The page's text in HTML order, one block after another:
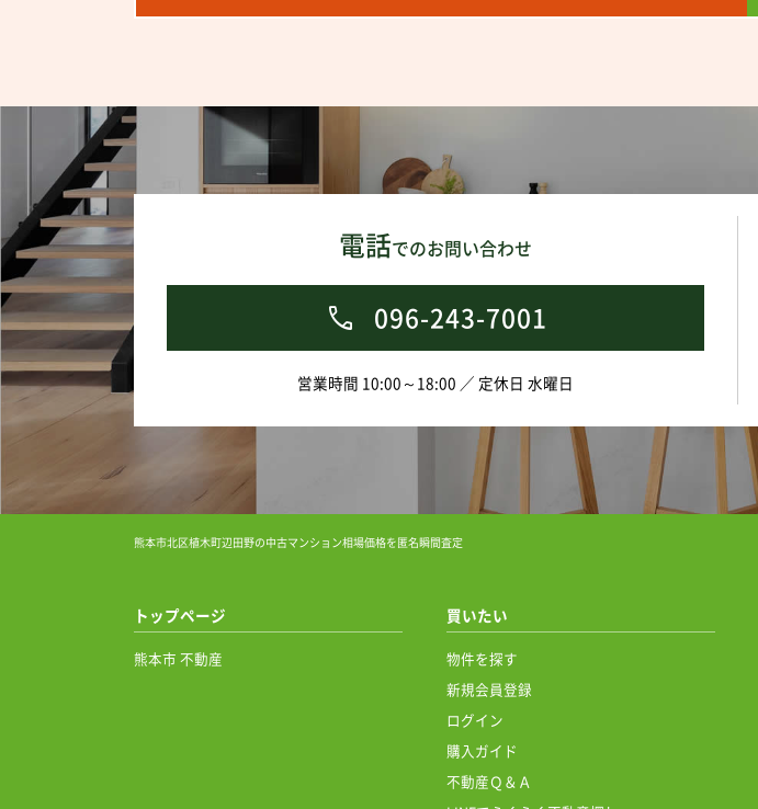
電話でのお問い合わせ
096-243-7001
営業時間 10:00～18:00 ／ 定休日 水曜日
熊本市北区植木町辺田野の中古マンション相場価格を匿名瞬間査定
トップページ
熊本市 不動産
買いたい
物件を探す
新規会員登録
ログイン
購入ガイド
不動産Ｑ＆Ａ